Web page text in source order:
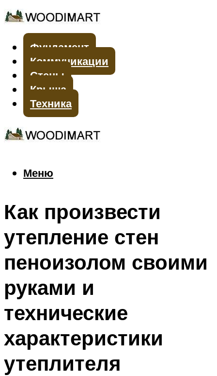
Фундамент
Коммуникации
Стены
Крыша
Техника
Меню
Меню
Как произвести
утепление стен
пеноизолом своими
руками и
технические
характеристики
утеплителя